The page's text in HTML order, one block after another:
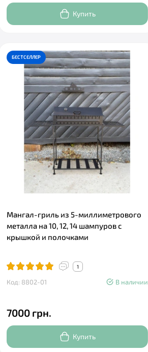
Купить
БЕСТСЕЛЛЕР
Мангал-гриль из 5-миллиметрового
металла на 10, 12, 14 шампуров с
крышкой и полочками
1
Код: 8802-01 В наличии
7000 грн.
Купить